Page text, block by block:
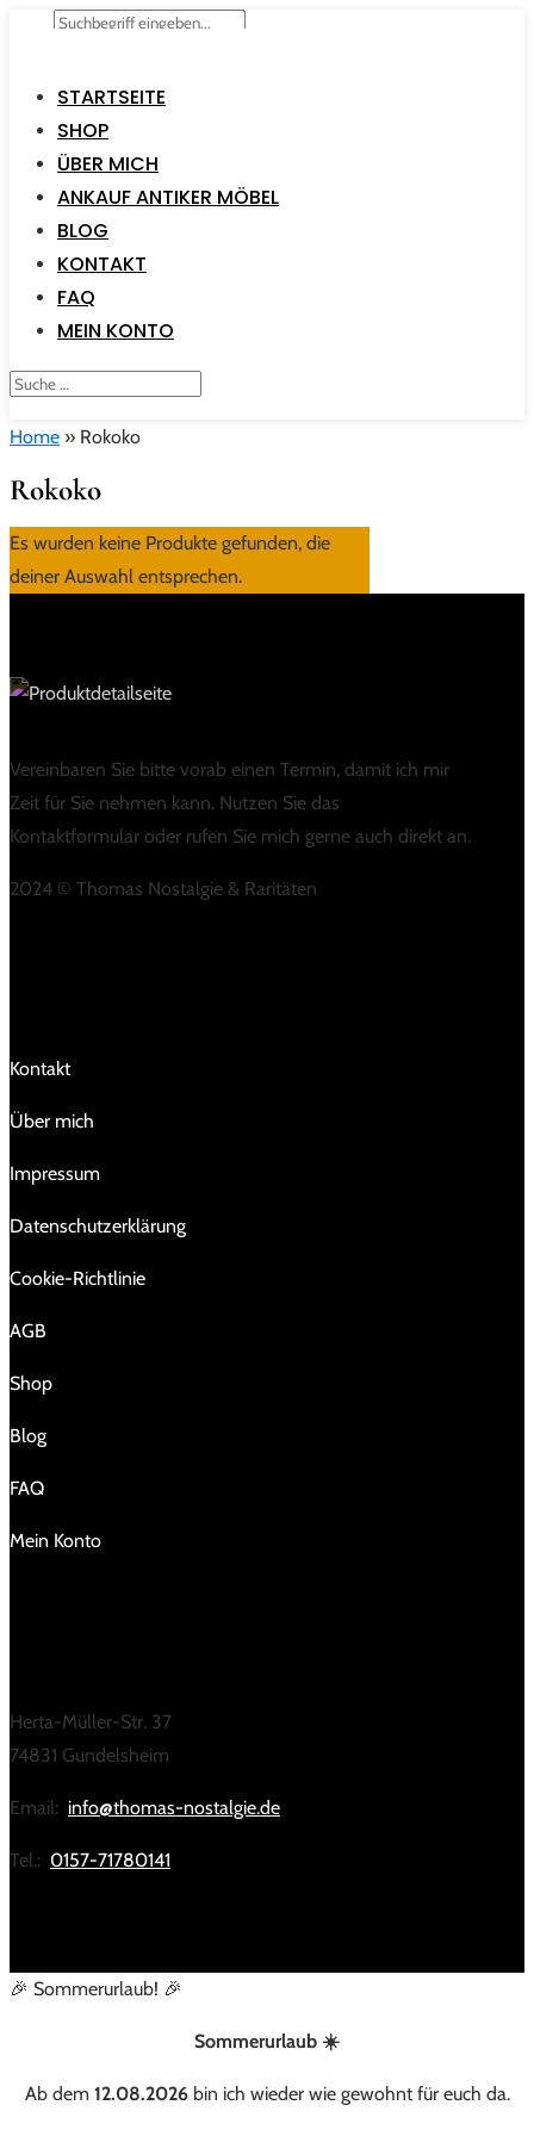
STARTSEITE
SHOP
ÜBER MICH
ANKAUF ANTIKER MÖBEL
BLOG
KONTAKT
FAQ
MEIN KONTO
Home » Rokoko
Rokoko
Es wurden keine Produkte gefunden, die
deiner Auswahl entsprechen.
Vereinbaren Sie bitte vorab einen Termin, damit ich mir
Zeit für Sie nehmen kann. Nutzen Sie das
Kontaktformular oder rufen Sie mich gerne auch direkt an.
2024 © Thomas Nostalgie & Raritäten
Kontakt
Über mich
Impressum
Da­ten­schutz­er­klä­rung
Cookie-Richtlinie
AGB
Shop
Blog
FAQ
Mein Konto
Herta-Müller-Str. 37
74831 Gundelsheim
Email: info@thomas-nostalgie.de
Tel.: 0157-71780141
🎉 Sommerurlaub! 🎉
Sommerurlaub ☀️
Ab dem 12.08.2026bin ich wieder wie gewohnt für euch da.